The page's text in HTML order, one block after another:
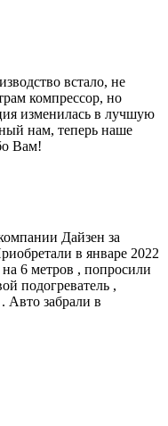
встало, не
компрессор, но
изменилась в лучшую
нам, теперь наше
Вам!
Дайзен за
в январе 2022
на 6 метров , попросили
подогреватель ,
Авто забрали в